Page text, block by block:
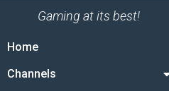
Gaming at its best!
Home
Channels